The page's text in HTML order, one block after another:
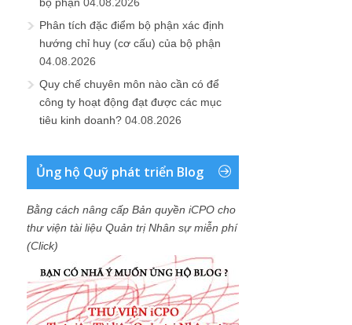
Phân tích đặc điểm bộ phận xác định
hướng chỉ huy (cơ cấu) của bộ phận
04.08.2026
Quy chế chuyên môn nào cần có để
công ty hoạt động đạt được các mục
tiêu kinh doanh? 04.08.2026
Ủng hộ Quỹ phát triển Blog
Bằng cách nâng cấp Bản quyền iCPO cho
thư viện tài liệu Quản trị Nhân sự miễn phí
(Click)